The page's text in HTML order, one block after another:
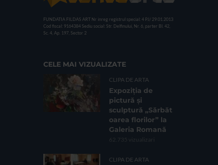
FUNDATIA FILDAS ART Nr inreg registrul special: 4 PJ/ 29.01.2013
Cod fiscal: 9164384 Sediu social: Str. Delfinului, Nr. 6, parter Bl. 42,
Sc. 4, Ap. 197, Sector 2
CELE MAI VIZUALIZATE
CLIPA DE ARTA
Expoziția de
pictură și
sculptură „Sărbăt
oarea florilor” la
Galeria Romană
62.735 vizualizari
CLIPA DE ARTA